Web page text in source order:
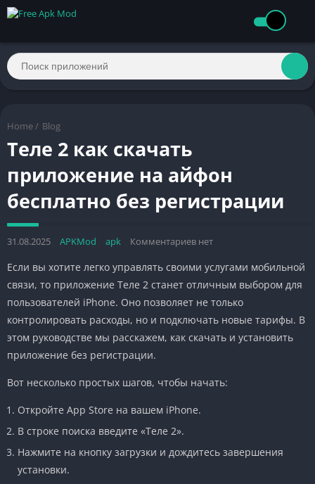
Home / Blog
Теле 2 как скачать
приложение на айфон
бесплатно без регистрации
31.08.2025 APKMod apk Комментариев нет
Если вы хотите легко управлять своими услугами мобильной
связи, то приложение Теле 2 станет отличным выбором для
пользователей iPhone. Оно позволяет не только
контролировать расходы, но и подключать новые тарифы. В
этом руководстве мы расскажем, как скачать и установить
приложение без регистрации.
Вот несколько простых шагов, чтобы начать:
Откройте App Store на вашем iPhone.
В строке поиска введите «Теле 2».
Нажмите на кнопку загрузки и дождитесь завершения
установки.